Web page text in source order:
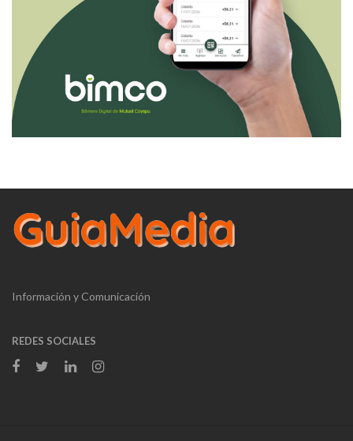
Información y Comunicación
REDES SOCIALES